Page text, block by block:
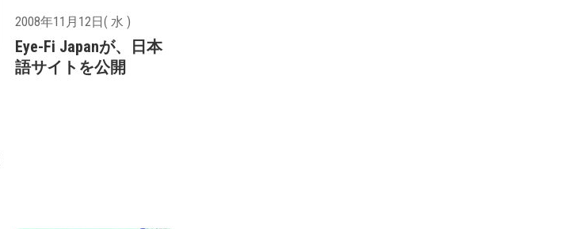
2008年11月12日( 水 )
Eye-Fi Japanが、日本
語サイトを公開